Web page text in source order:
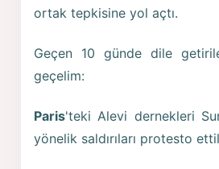
ortak tepkisine yol açtı.
Geçen 10 günde dile
geçelim:
Paris'teki Alevi dernekleri
yönelik saldırıları protesto